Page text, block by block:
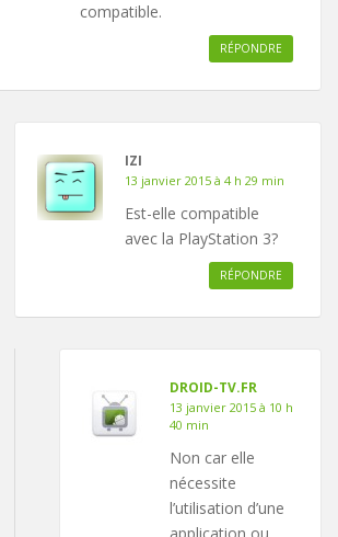
compatible.
RÉPONDRE
IZI
13 janvier 2015 à 4 h 29 min
Est-elle compatible
avec la PlayStation 3?
RÉPONDRE
DROID-TV.FR
13 janvier 2015 à 10 h
40 min
Non car elle
nécessite
l’utilisation d’une